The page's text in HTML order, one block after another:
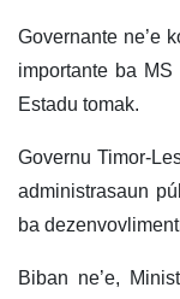
Governante ne’e
importante ba
Estadu tomak.
Governu Timor-
administrasaun
ba
Biban ne’e,